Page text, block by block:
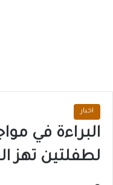
اخبار
البراءة في
لطفلتين تهز